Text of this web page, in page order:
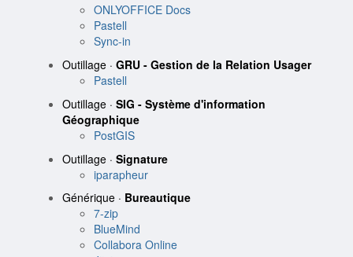
ONLYOFFICE Docs
Pastell
Sync-in
Outillage ·GRU - Gestion de la Relation Usager
Pastell
Outillage ·SIG - Système d'information
Géographique
PostGIS
Outillage ·Signature
iparapheur
Générique · Bureautique
7-zip
BlueMind
Collabora Online